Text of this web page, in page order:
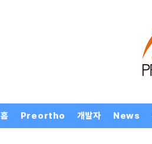
홈 Preortho 개발자 News